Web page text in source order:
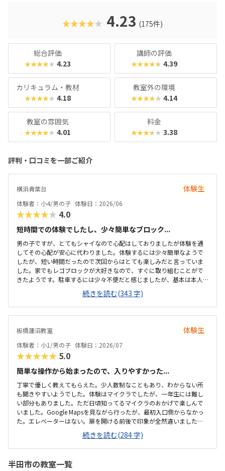
おきたい」方におすすめのスクールといえます。また、いず
れもヒューマンオリジナルの教材で学べるので、高クオリテ
★★★★★ 4.23 (175件)
総合評価
★★★★★ 4.23
講師の評価
★★★★★ 4.39
カリキュラム・教材
★★★★★ 4.18
教室外の環境
★★★★★ 4.14
教室の雰囲気
★★★★★ 4.01
料金
★★★★★ 3.38
評判・口コミを一部ご紹介
横浜青葉台 体験生
体験者：小4/男の子 体験日：2026/06
★★★★★ 4.0
短時間での体験でしたし、少々簡単なブロック...
男の子ですが、とてもシャイなので心配はしておりましたが体験を通
してその心配が安心に代わりました。体験するには少々簡単なようで
したが、短い時間だったので次回からはとても楽しみだと言っていま
した。家でもレゴブロックが大好きなので、すぐに取り組むことがで
きたようです。駐車するには少々不便だと感じましたが、基本は本人
の送迎だけになるので問題ないと感じましたし、駅ちかでなくても車
なので問題ないです落ち着いた雰囲気でしたが、作業スペースが子供
の人数には狭いのではないかと思いました。せめて1か月3回 もしく
は90分ではなく120分だといいかなと、プログラミング教室は週1回の
ので、これから良い点が増えてくるのではないかと思います。
続きを読む(343 字)
板橋蓮沼教室 体験生
体験者：小1/男の子 体験日：2026/07
★★★★★ 5.0
簡単な操作から始まったので、入りやすかった...
丁寧で優しく教えてもらえた。少人数制なこともあり、わからない所
も聞きやすいようでした。体験はマイクラでしたが、一年生には難し
い部分もありました。ただ日頃知ってるマイクラのおかげで楽しんで
いました。Google Mapsを見ながら行ったが、最初入口側からなかっ
た。エレベーターはない。扉を開ける前後で印象が全然違いました。
とても綺麗で、広々としていました。教室内は土足でしたが、全体的
に綺麗でした。プログラミングあるあるですが、やっぱり月2回にして
は高い。他の習い事もしているので悩みどころです。マイクラで遊ん
続きを読む(284 字)
半田市の教室一覧